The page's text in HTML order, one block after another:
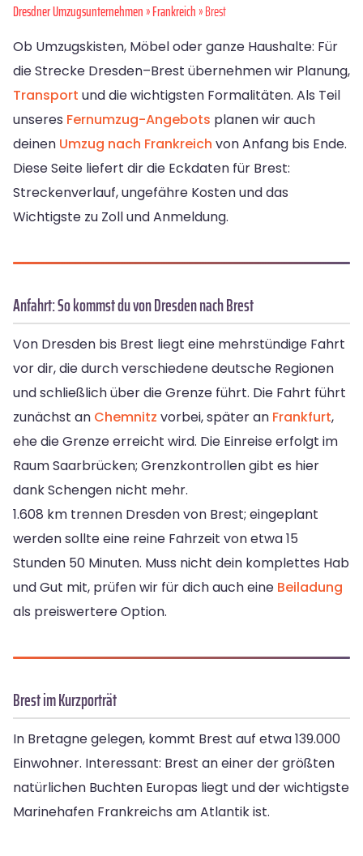
Dresdner Umzugsunternehmen»Frankreich» Brest
Ob Umzugskisten, Möbel oder ganze Haushalte: Für
die Strecke Dresden–Brest übernehmen wir Planung,
Transport und die wichtigsten Formalitäten. Als Teil
unseres Fernumzug-Angebots planen wir auch
deinen Umzug nach Frankreich von Anfang bis Ende.
Diese Seite liefert dir die Eckdaten für Brest:
Streckenverlauf, ungefähre Kosten und das
Wichtigste zu Zoll und Anmeldung.
Anfahrt: So kommst du von Dresden nach Brest
Von Dresden bis Brest liegt eine mehrstündige Fahrt
vor dir, die durch verschiedene deutsche Regionen
und schließlich über die Grenze führt. Die Fahrt führt
zunächst an Chemnitz vorbei, später an Frankfurt,
ehe die Grenze erreicht wird. Die Einreise erfolgt im
Raum Saarbrücken; Grenzkontrollen gibt es hier
dank Schengen nicht mehr.
1.608 km trennen Dresden von Brest; eingeplant
werden sollte eine reine Fahrzeit von etwa 15
Stunden 50 Minuten. Muss nicht dein komplettes Hab
und Gut mit, prüfen wir für dich auch eine Beiladung
als preiswertere Option.
Brest im Kurzporträt
In Bretagne gelegen, kommt Brest auf etwa 139.000
Einwohner. Interessant: Brest an einer der größten
natürlichen Buchten Europas liegt und der wichtigste
Marinehafen Frankreichs am Atlantik ist.